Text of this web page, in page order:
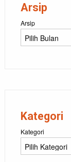
Arsip
Arsip
Kategori
Kategori